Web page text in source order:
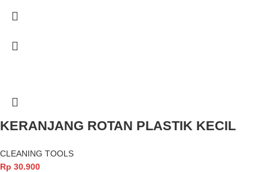
KERANJANG ROTAN PLASTIK KECIL
CLEANING TOOLS
Rp 30.900